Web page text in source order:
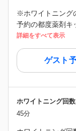
※ホワイトニング
予約の都度薬剤キ
詳細をすべて表示
ゲスト
ホワイトニング回
45分